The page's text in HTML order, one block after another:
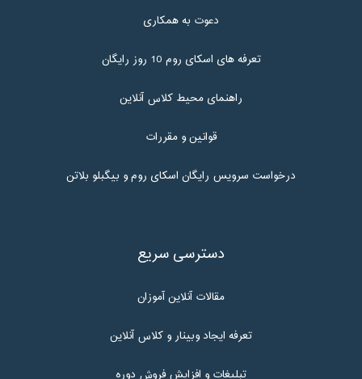
دعوت به همکاری
تعرفه های اسکای روم 10 روز رایگان
راهنمای محیط کلاس آنلاین
قوانین و مقررات
درخواست سرویس رایگان اسکای روم و بیگبلو بلاتن
دسترسی سریع
مقالات آنلاین آموزان
تعرفه ایجاد وبینار و کلاس آنلاین
تبلیغات و افزایش فروش دوره